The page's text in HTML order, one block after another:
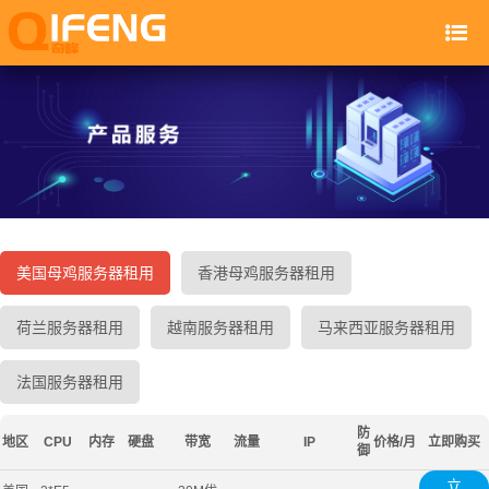
美国母鸡服务器租用 香港母鸡服务器租用
荷兰服务器租用 越南服务器租用 马来西亚服务器租用
法国服务器租用
地区 CPU 内存 硬盘 带宽 流量 IP
防
御
价格/月 立即购买